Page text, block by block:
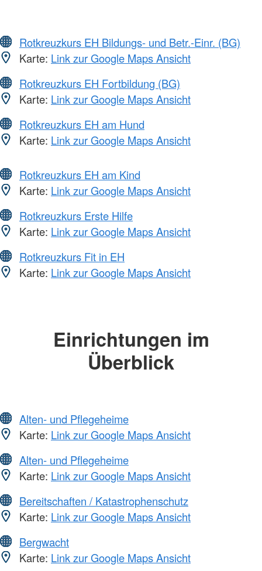
Rotkreuzkurs EH Bildungs- und Betr.-Einr. (BG)
Karte: Link zur Google Maps Ansicht
Rotkreuzkurs EH Fortbildung (BG)
Karte: Link zur Google Maps Ansicht
Rotkreuzkurs EH am Hund
Karte: Link zur Google Maps Ansicht
Rotkreuzkurs EH am Kind
Karte: Link zur Google Maps Ansicht
Rotkreuzkurs Erste Hilfe
Karte: Link zur Google Maps Ansicht
Rotkreuzkurs Fit in EH
Karte: Link zur Google Maps Ansicht
Einrichtungen im
Überblick
Alten- und Pflegeheime
Karte: Link zur Google Maps Ansicht
Alten- und Pflegeheime
Karte: Link zur Google Maps Ansicht
Bereitschaften / Katastrophenschutz
Karte: Link zur Google Maps Ansicht
Bergwacht
Karte: Link zur Google Maps Ansicht